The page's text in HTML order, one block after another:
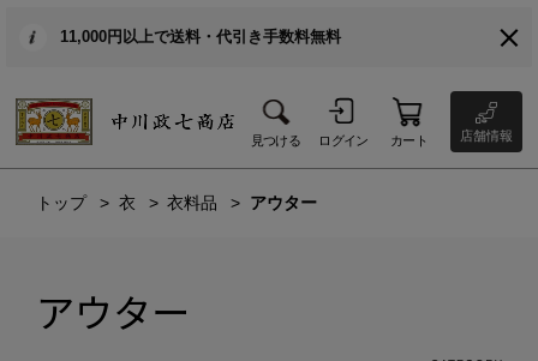
11,000円以上で送料・代引き手数料無料
見つける ログイン カート 店舗情報
トップ 衣 衣料品 アウター
アウター